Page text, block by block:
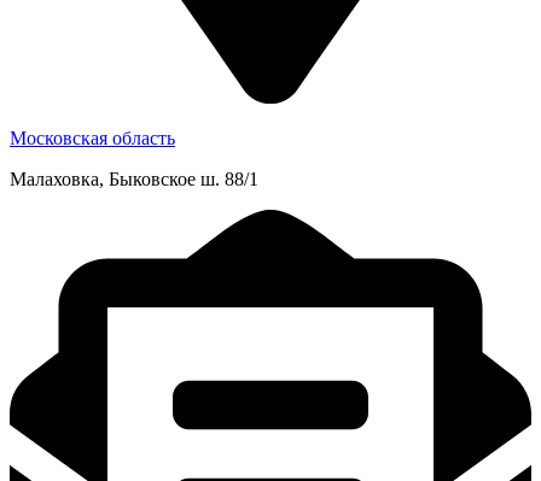
Московская область
Малаховка, Быковское ш. 88/1